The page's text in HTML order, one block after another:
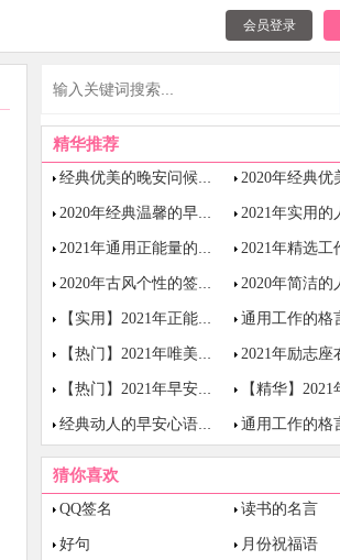
会员登录
精华推荐
经典优美的晚安问候语语录40条
2020年经典温馨的早安问候语语录38句
2021年通用正能量的晚安语录集合48句
2020年古风个性的签名合集30条
【实用】2021年正能量语录汇编35句
【热门】2021年唯美励志的语录合集100句
【热门】2021年早安正能量语录朋友圈合集59句
经典动人的早安心语语录锦集43条
猜你喜欢
QQ签名 读书的名言
好句 月份祝福语